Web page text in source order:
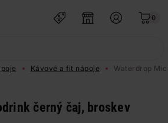
0
Kávové a fit nápoje Waterdrop
černý čaj, broskev